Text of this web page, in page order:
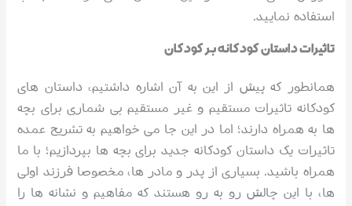
استفاده نمایید.
تاثیرات داستان کودکانه بر کودکان
همانطور که پیش از این به آن اشاره داشتیم، داستان های
کودکانه تاثیرات مستقیم و غیر مستقیم بی شماری برای بچه
ها به همراه دارند؛ اما در این جا می خواهیم به تشریح عمده
تاثیرات یک داستان کودکانه جدید برای بچه ها بپردازیم؛ با ما
همراه باشید. بسیاری از پدر و مادر ها، مخصوصا فرزند اولی
ها، با این چالش رو به رو هستند که مفاهیم و نشانه ها را